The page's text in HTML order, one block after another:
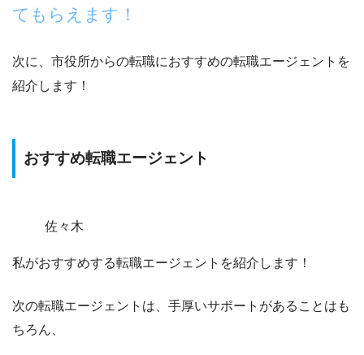
てもらえます！
次に、市役所からの転職におすすめの転職エージェントを
紹介します！
おすすめ転職エージェント
佐々木
私がおすすめする転職エージェントを紹介します！
次の転職エージェントは、手厚いサポートがあることはも
ちろん、